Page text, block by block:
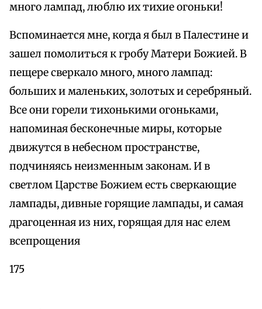
много лампад, люблю их тихие огоньки!
Вспоминается мне, когда я был в Палестине и
зашел помолиться к гробу Матери Божией. В
пещере сверкало много, много лампад:
больших и маленьких, золотых и серебряный.
Все они горели тихонькими огоньками,
напоминая бесконечные миры, которые
движутся в небесном пространстве,
подчиняясь неизменным законам. И в
светлом Царстве Божием есть сверкающие
лампады, дивные горящие лампады, и самая
драгоценная из них, горящая для нас елем
всепрощения
175